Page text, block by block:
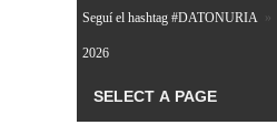
Seguí el hashtag #DATONURIA »
2026